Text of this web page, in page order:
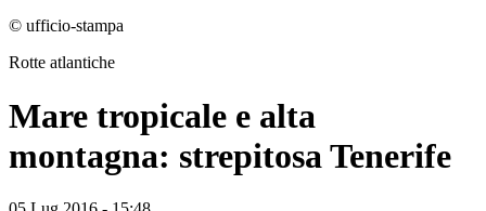
© ufficio-stampa
Rotte atlantiche
Mare tropicale e alta
montagna: strepitosa Tenerife